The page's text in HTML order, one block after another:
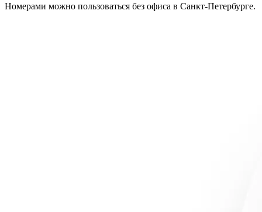
Номерами можно пользоваться без офиса в Санкт-Петербурге.